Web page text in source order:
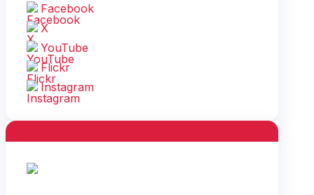
Facebook
X
YouTube
Flickr
Instagram